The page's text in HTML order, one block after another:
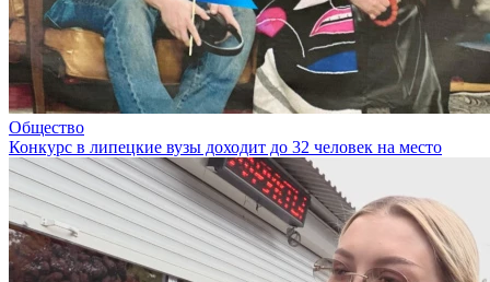
Общество
Конкурс в липецкие вузы доходит до 32 человек на место